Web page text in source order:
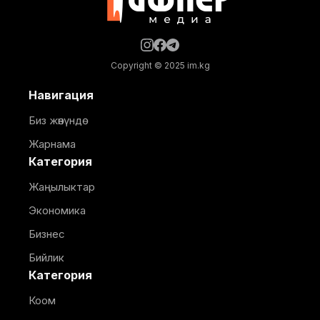
Copyright © 2025 im.kg
Навигация
Биз жөнүндө
Жарнама
Категория
Жаңылыктар
Экономика
Бизнес
Бийлик
Категория
Коом